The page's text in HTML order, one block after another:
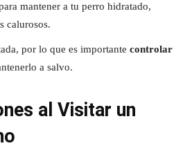
mantener a tu perro hidratado,
calurosos.
por lo que es importante controlar
a salvo.
al Visitar un